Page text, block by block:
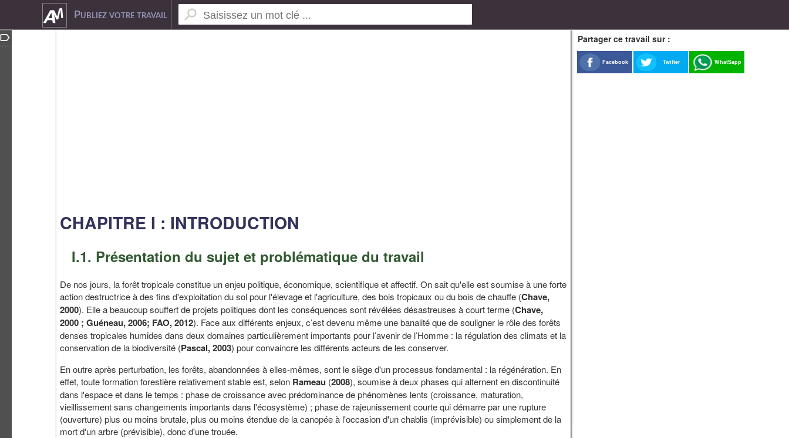
Publiez votre travail
CHAPITRE I : INTRODUCTION
I.1. Présentation du sujet et problématique du travail
De nos jours, la forêt tropicale constitue un enjeu politique, économique, scientifique et affectif. On sait qu'elle est soumise à une forte
action destructrice à des fins d'exploitation du sol pour l'élevage et l'agriculture, des bois tropicaux ou du bois de chauffe (Chave,
2000). Elle a beaucoup souffert de projets politiques dont les conséquences sont révélées désastreuses à court terme (Chave,
2000 ; Guéneau, 2006; FAO, 2012). Face aux différents enjeux, c’est devenu même une banalité que de souligner le rôle des forêts
denses tropicales humides dans deux domaines particulièrement importants pour l’avenir de l’Homme : la régulation des climats et la
conservation de la biodiversité (Pascal, 2003) pour convaincre les différents acteurs de les conserver.
En outre après perturbation, les forêts, abandonnées à elles-mêmes, sont le siège d'un processus fondamental : la régénération. En
effet, toute formation forestière relativement stable est, selon Rameau (2008), soumise à deux phases qui alternent en discontinuité
dans l'espace et dans le temps : phase de croissance avec prédominance de phénomènes lents (croissance, maturation,
vieillissement sans changements importants dans l'écosystème) ; phase de rajeunissement courte qui démarre par une rupture
(ouverture) plus ou moins brutale, plus ou moins étendue de la canopée à l'occasion d'un chablis (imprévisible) ou simplement de la
mort d'un arbre (prévisible), donc d'une trouée.
Partager ce travail sur :
Facebook Twitter WhatSapp